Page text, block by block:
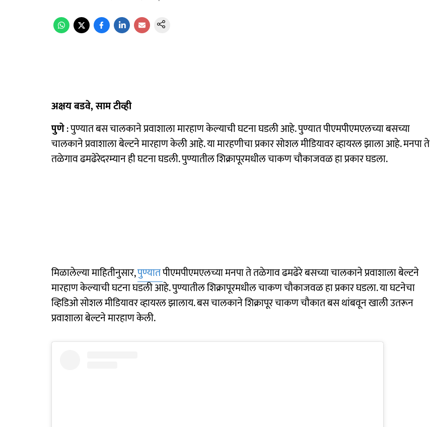
अक्षय बडवे, साम टीव्ही
पुणे: पुण्यात बस चालकाने प्रवाशाला मारहाण केल्याची घटना घडली आहे. पुण्यात पीएमपीएमएलच्या बसच्या
चालकाने प्रवाशाला बेल्टने मारहाण केली आहे. या मारहणीचा प्रकार सोशल मीडियावर व्हायरल झाला आहे. मनपा ते
तळेगाव ढमढेरेदरम्यान ही घटना घडली. पुण्यातील शिक्रापूरमधील चाकण चौकाजवळ हा प्रकार घडला.
मिळालेल्या माहितीनुसार,पुण्यातपीएमपीएमएलच्या मनपा ते तळेगाव ढमढेरे बसच्या चालकाने प्रवाशाला बेल्टने
मारहाण केल्याची घटना घडली आहे. पुण्यातील शिक्रापूरमधील चाकण चौकाजवळ हा प्रकार घडला. या घटनेचा
व्हिडिओ सोशल मीडियावर व्हायरल झालाय. बस चालकाने शिक्रापूर चाकण चौकात बस थांबवून खाली उतरून
प्रवाशाला बेल्टने मारहाण केली.